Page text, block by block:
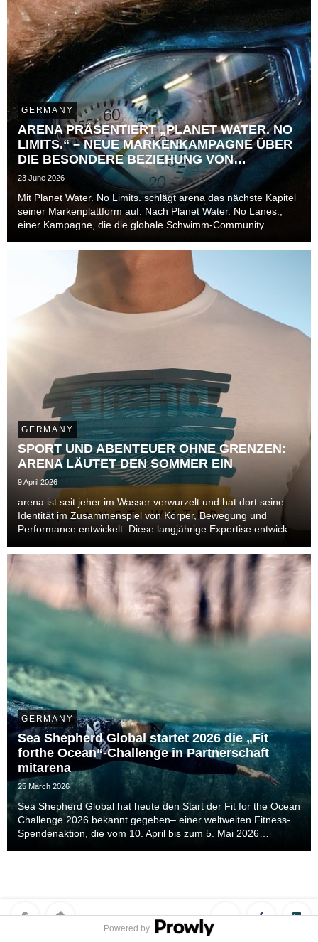
GERMANY
ARENA PRÄSENTIERT „PLANET WATER. NO
LIMITS.“ – NEUE MARKENKAMPAGNE ÜBER
DIE BESONDERE BEZIEHUNG VON
ATHLET*INNEN ZUR ZEIT
23 June 2026
Mit Planet Water. No Limits. schlägt arena das nächste Kapitel
seiner Markenplattform auf. Nach Planet Water. No Lanes.,
einer Kampagne, die die globale Schwimm-Community
Mittelpunkt stellte, richtet die Marke ...
GERMANY
SPORT UND ABENTEUER OHNE GRENZEN:
ARENA LÄUTET DEN SOMMER EIN
9 April 2026
arena ist seit jeher im Wasser verwurzelt und hat dort seine
Identität im Zusammenspiel von Körper, Bewegung und
Performance entwickelt. Diese langjährige Expertise entwickelt
neuen Bereichen. Auch im Leisure- un...
GERMANY
Sea Shepherd Global startet 2026 die „Fit
forthe Ocean“-Challenge in Partnerschaft
mitarena
25 March 2026
Sea Shepherd Global hat heute den Start der Fit for the Ocean
Challenge 2026 bekannt gegeben– einer weltweiten Fitness-
Spendenaktion, die vom 10. April bis zum 5. Mai 2026
Powered by